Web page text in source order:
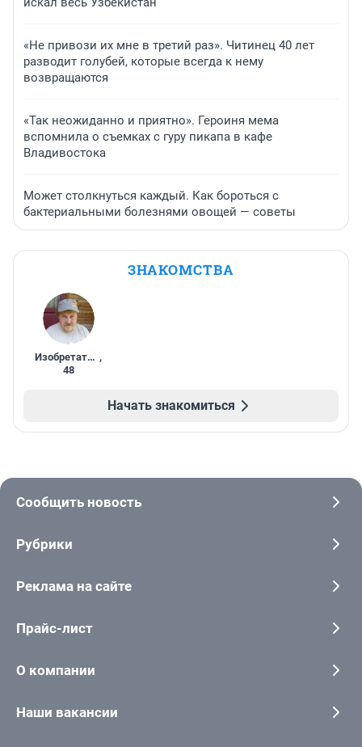
«Не привози их мне в третий раз». Читинец 40 лет
разводит голубей, которые всегда к нему
возвращаются
«Так неожиданно и приятно». Героиня мема
вспомнила о съемках с гуру пикапа в кафе
Владивостока
Может столкнуться каждый. Как бороться с
бактериальными болезнями овощей — советы
ЗНАКОМСТВА
Изобретатель ,
48
Начать знакомиться
Сообщить новость
Рубрики
Реклама на сайте
Прайс-лист
О компании
Наши вакансии